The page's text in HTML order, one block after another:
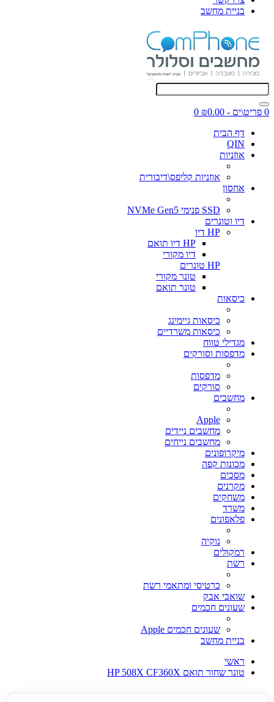
בניית מחשב
0 פריט\ים - ₪0.00
0
דף הבית
QIN
אוזניות
אוזניות קליפס\דיבורית
אחסון
SSD פנימי NVMe Gen5
דיו וטונרים
HP דיו
HP דיו תואם
דיו מקורי
HP טונרים
טונר מקורי
טונר תואם
כיסאות
כיסאות גיימינג
כיסאות משרדיים
מגדילי טווח
מדפסות וסורקים
מדפסות
סורקים
מחשבים
Apple
מחשבים ניידים
מחשבים נייחים
מיקרופונים
מכונות קפה
מסכים
מקרנים
משחקים
משרד
פלאפונים
נוקיה
רמקולים
רשת
כרטיסי ומתאמי רשת
שואבי אבק
שעונים חכמים
שעונים חכמים Apple
בניית מחשב
ראשי
טונר שחור תואם HP 508X CF360X